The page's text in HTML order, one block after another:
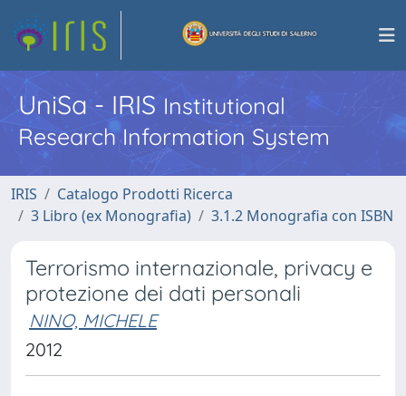
UniSa - IRISInstitutional
Research Information System
IRIS
Catalogo Prodotti Ricerca
3 Libro (ex Monografia)
3.1.2 Monografia con ISBN
Terrorismo internazionale, privacy e
protezione dei dati personali
NINO, MICHELE
2012